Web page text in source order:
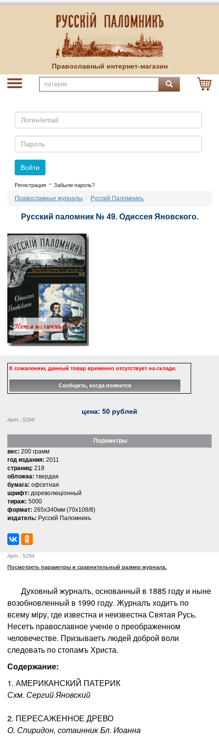
Православный интернет-магазин
Email
Пароль
Войти
Регистрация · Забыли пароль?
Православные журналы Русскiй Паломникъ
Русский паломник № 49. Одиссея Яновского.
К сожалению, данный товар временно отсутствует на складе.
цена: 50 рублей
Арт.: 5294
Параметры
вес: 200 грамм
год издания: 2011
страниц: 218
обложка: твердая
бумага: офсетная
шрифт: дореволюцiонный
тираж: 5000
формат: 265х340мм (70х108/8)
издатель: Русскiй Паломникъ
Арт.: 5294
Посмотреть параметры и сравнительный размер журнала.
Духовный журналъ, основанный в 1885 году и ныне
возобновленный в 1990 году. Журналъ ходитъ по
всему мiру, где известна и неизвестна Святая Русь.
Несетъ православное ученiе о преображенном
человечестве. Призываетъ людей доброй воли
следовать по стопамъ Христа.
Содержание:
1. АМЕРИКАНСКИЙ ПАТЕРИК
Схм. Сергий Яновский
2. ПЕРЕСАЖЕННОЕ ДРЕВО
О. Спиридон, сотаинник Бл. Иоанна